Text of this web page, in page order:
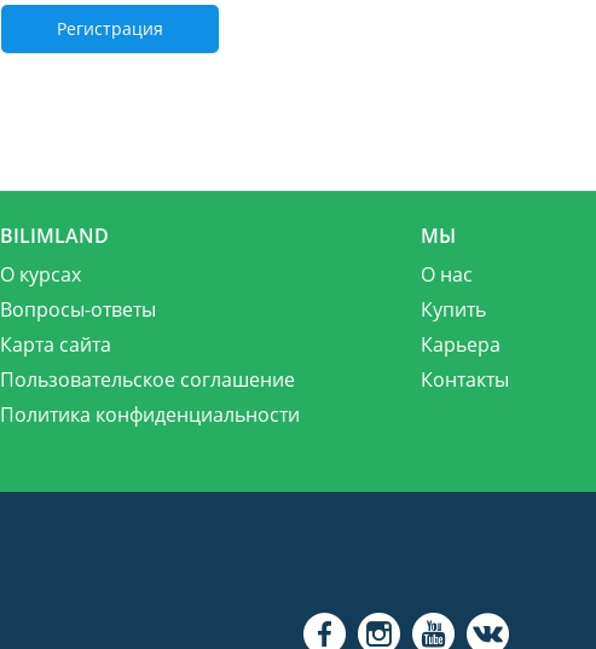
Регистрация
BILIMLAND
О курсах
Вопросы-ответы
Карта сайта
Пользовательское соглашение
Политика конфиденциальности
МЫ
О нас
Купить
Карьера
Контакты